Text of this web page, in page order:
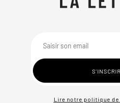
Lire notre politique